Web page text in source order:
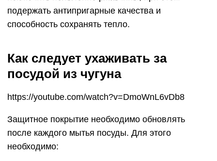
подержать антипригарные качества и
способность сохранять тепло.
Как следует ухаживать за
посудой из чугуна
https://youtube.com/watch?v=DmoWnL6vDb8
Защитное покрытие необходимо обновлять
после каждого мытья посуды. Для этого
необходимо: